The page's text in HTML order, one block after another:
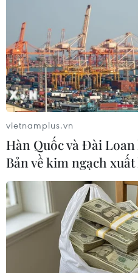
24/02/2022 06:55
Năm Thanh niên ASEAN
chủ đạo trong khuôn khổ
cao về thanh niên ASEAN
vietnamplus.vn
Hàn Quốc và Đài
Bản về kim ngạch